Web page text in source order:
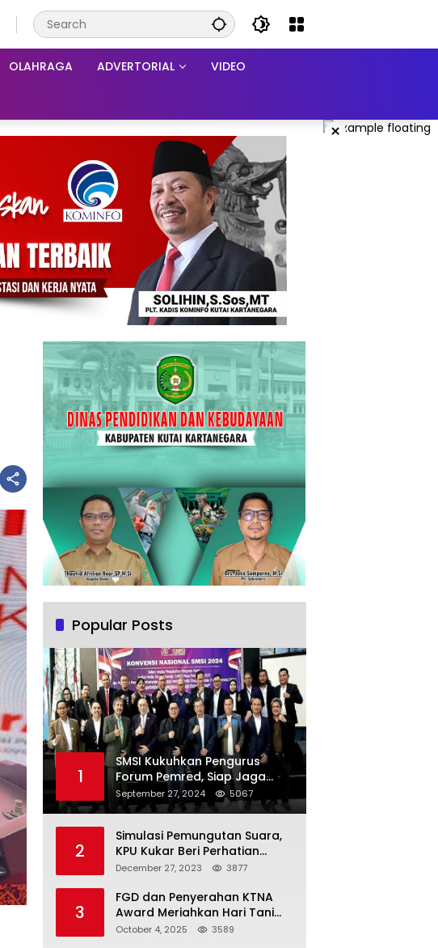
OLAHRAGA ADVERTORIAL VIDEO
×
Popular Posts
1
SMSI Kukuhkan Pengurus
Forum Pemred, Siap Jaga
Kualitas Media Daring di
Indonesia
September 27, 2024 5067
2
Simulasi Pemungutan Suara,
KPU Kukar Beri Perhatian
Penyandang Disabilitas
December 27, 2023 3877
3
FGD dan Penyerahan KTNA
Award Meriahkan Hari Tani
Nasional di Kukar
October 4, 2025 3589